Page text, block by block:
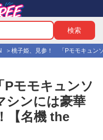
桃子姫、見参！ 「Pモモキュン
モモキュンソ
シンには豪華
【名機 the